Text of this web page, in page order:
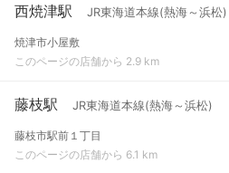
西焼津駅 JR東海道本線(熱海～浜松)
焼津市小屋敷
このページの店舗から 2.9 km
藤枝駅 JR東海道本線(熱海～浜松)
藤枝市駅前１丁目
このページの店舗から 6.1 km